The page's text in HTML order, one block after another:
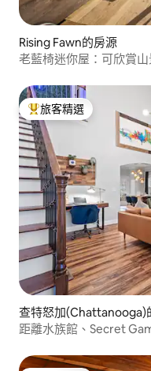
Rising Fawn的房源
老藍椅迷你屋：可欣賞
旅客精選榜首
旅客精選
查特怒加(Chattanooga)
距離水族館、Secret